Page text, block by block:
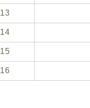
13
14
15
16